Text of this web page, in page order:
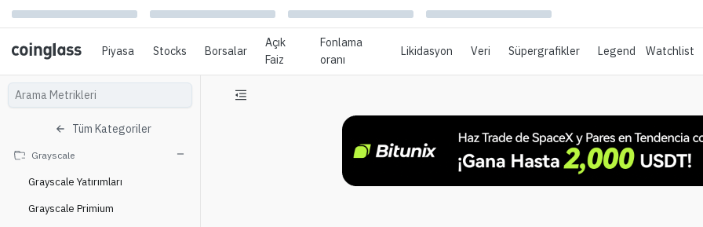
Piyasa Stocks Borsalar
Açık
Faiz
Fonlama
oranı
Likidasyon Veri Süpergrafikler Legend Watchlist
Tüm Kategoriler
Grayscale
Grayscale Yatırımları
Grayscale Primium